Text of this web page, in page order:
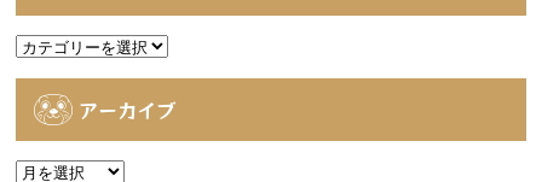
カ
アーカイブ
ア